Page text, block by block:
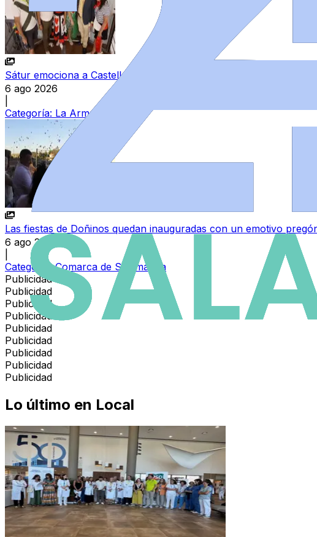
Sátur emociona a Castellanos de Moriscos en el año de su
6 ago 2026
Categoría: La Armuña
Las fiestas de Doñinos quedan inauguradas con un emotivo
6 ago 2026
Categoría:Comarca de Salamanca
Publicidad
Publicidad
Publicidad
Publicidad
Publicidad
Publicidad
Publicidad
Publicidad
Publicidad
Lo último en Local